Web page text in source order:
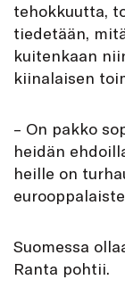
tehokkuutta,
tiedetään,
kuitenkaan
kiinalaisen
– On pakko
heidän
heille on
Suomessa
Ranta pohtii.